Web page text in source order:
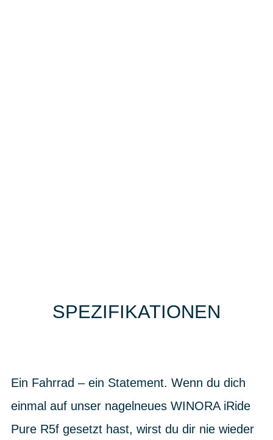
SPEZIFIKATIONEN
Ein Fahrrad – ein Statement. Wenn du dich
einmal auf unser nagelneues WINORA iRide
Pure R5f gesetzt hast, wirst du dir nie wieder